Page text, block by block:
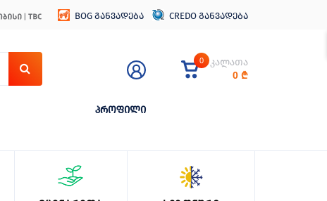
BOG განვადება CREDO განვადება
პროფილი
0 კალათა
0 ₾